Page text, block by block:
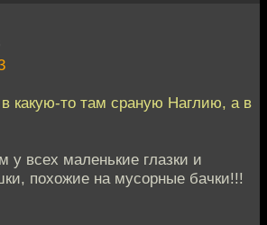
какую-то там сраную Наглию, а в
у всех маленькие глазки и
похожие на мусорные бачки!!!